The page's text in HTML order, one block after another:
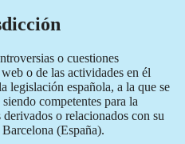
o cuestiones
o de las actividades en él
legislación española, a la que se
competentes para la
o relacionados con su
(España).